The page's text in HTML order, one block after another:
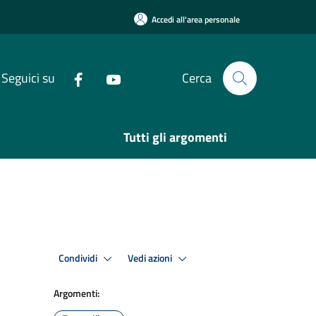
Accedi all'area personale
Seguici su Cerca
Tutti gli argomenti
Condividi Vedi azioni
Argomenti: